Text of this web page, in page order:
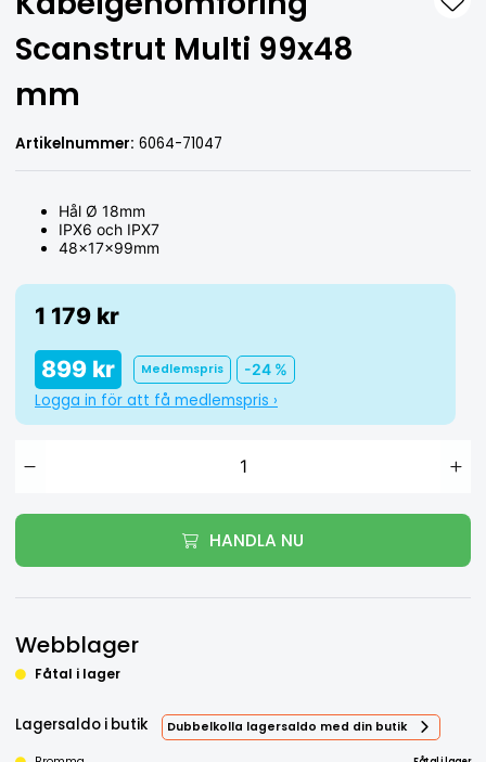
Scanstrut Multi 99x48
mm
Artikelnummer: 6064-71047
Hål Ø 18mm
IPX6 och IPX7
48x17x99mm
1 179 kr
899 kr
Medlemspris -24 %
Logga in för att få medlemspris ›
HANDLA NU
Webblager
Fåtal i lager
Lagersaldo i butik Dubbelkolla lagersaldo med din butik